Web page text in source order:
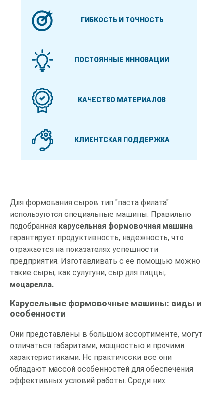
ГИБКОСТЬ И ТОЧНОСТЬ
ПОСТОЯННЫЕ ИННОВАЦИИ
КАЧЕСТВО МАТЕРИАЛОВ
КЛИЕНТСКАЯ ПОДДЕРЖКА
Для формования сыров тип "паста филата"
используются специальные машины. Правильно
подобранная карусельная формовочная машина
гарантирует продуктивность, надежность, что
отражается на показателях успешности
предприятия. Изготавливать с ее помощью можно
такие сыры, как сулугуни, сыр для пиццы,
моцарелла.
Карусельные формовочные машины: виды и
особенности
Они представлены в большом ассортименте, могут
отличаться габаритами, мощностью и прочими
характеристиками. Но практически все они
обладают массой особенностей для обеспечения
эффективных условий работы. Среди них: